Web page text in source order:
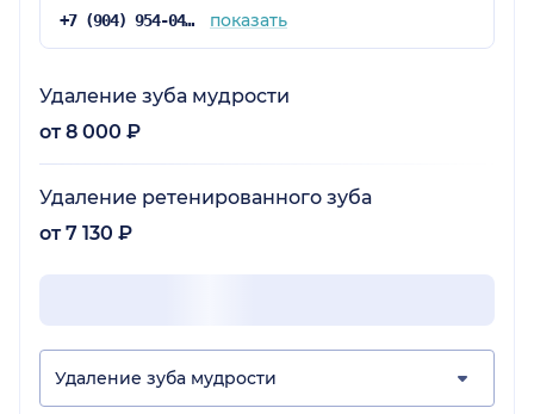
+7 (904) 954-04-28 показать
Удаление зуба мудрости
от 8 000 ₽
Удаление ретенированного зуба
от 7 130 ₽
Удаление зуба мудрости